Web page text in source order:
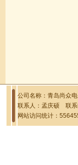
公司名称：青岛尚众
联系人：孟庆硕 联
网站访问统计：